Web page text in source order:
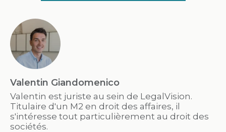
Valentin Giandomenico
Valentin est juriste au sein de LegalVision.
Titulaire d'un M2 en droit des affaires, il
s'intéresse tout particulièrement au droit des
sociétés.